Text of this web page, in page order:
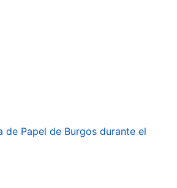
Papel de Burgos durante el